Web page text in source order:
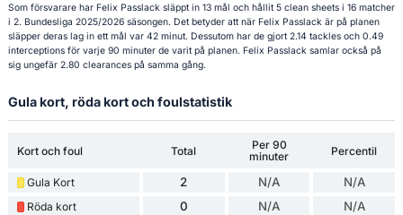
Som försvarare har Felix Passlack släppt in 13 mål och hållit 5 clean sheets i 16 matcher
i 2. Bundesliga 2025/2026 säsongen. Det betyder att när Felix Passlack är på planen
släpper deras lag in ett mål var 42 minut. Dessutom har de gjort 2.14 tackles och 0.49
interceptions för varje 90 minuter de varit på planen. Felix Passlack samlar också på
sig ungefär 2.80 clearances på samma gång.
Gula kort, röda kort och foulstatistik
Kort och foul Total
Per 90
minuter
Percentil
Gula Kort 2 N/A N/A
Röda kort 0 N/A N/A